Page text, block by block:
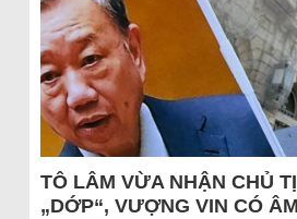
TÔ LÂM VỪA NHẬN CHỦ
„DỚP“, VƯỢNG VIN CÓ